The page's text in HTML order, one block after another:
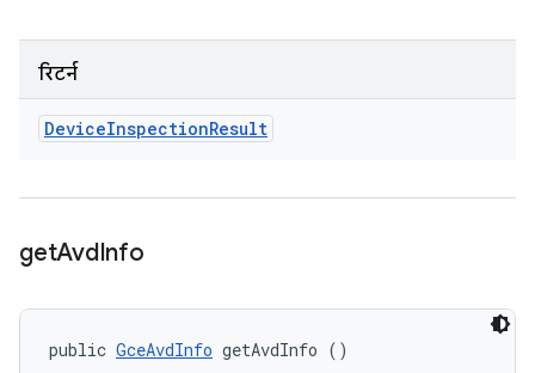
रिटर्न
DeviceInspectionResult
getAvdInfo
public GceAvdInfo getAvdInfo ()